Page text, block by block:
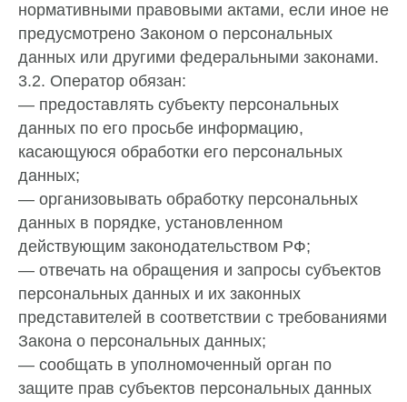
нормативными правовыми актами, если иное не
предусмотрено Законом о персональных
данных или другими федеральными законами.
3.2. Оператор обязан:
— предоставлять субъекту персональных
данных по его просьбе информацию,
касающуюся обработки его персональных
данных;
— организовывать обработку персональных
данных в порядке, установленном
действующим законодательством РФ;
— отвечать на обращения и запросы субъектов
персональных данных и их законных
представителей в соответствии с требованиями
Закона о персональных данных;
— сообщать в уполномоченный орган по
защите прав субъектов персональных данных